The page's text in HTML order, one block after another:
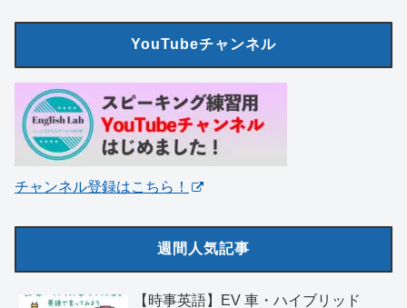
YouTubeチャンネル
チャンネル登録はこちら！
週間人気記事
【時事英語】EV 車・ハイブリッド